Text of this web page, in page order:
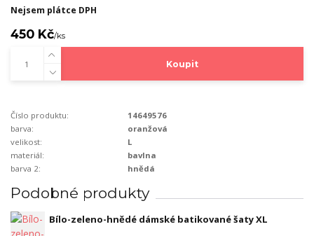
Nejsem plátce DPH
450 Kč/ks
Koupit
Číslo produktu:
14649576
barva:
oranžová
velikost:
L
materiál:
bavlna
barva 2:
hnědá
Podobné produkty
Bílo-zeleno-hnědé dámské batikované šaty XL